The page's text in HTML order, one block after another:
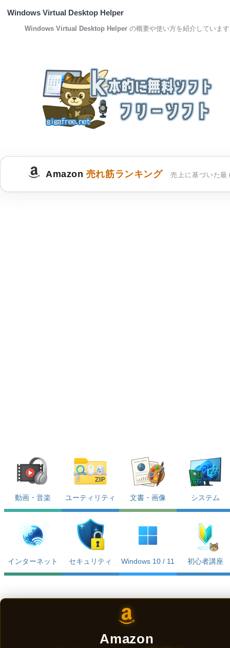
Windows Virtual Desktop Helper
Windows Virtual Desktop Helper の概要や使い方を紹介しています
Amazon 売れ筋ランキング 売上に基づいた最
動画・音楽 ユーティリティ 文書・画像 システム
インターネット セキュリティ Windows 10 / 11 初心者講座
Amazon